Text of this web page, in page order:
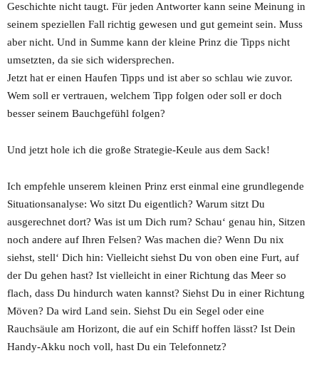
Geschichte nicht taugt. Für jeden Antworter kann seine Meinung in
seinem speziellen Fall richtig gewesen und gut gemeint sein. Muss
aber nicht. Und in Summe kann der kleine Prinz die Tipps nicht
umsetzten, da sie sich widersprechen.
Jetzt hat er einen Haufen Tipps und ist aber so schlau wie zuvor.
Wem soll er vertrauen, welchem Tipp folgen oder soll er doch
besser seinem Bauchgefühl folgen?
Und jetzt hole ich die große Strategie-Keule aus dem Sack!
Ich empfehle unserem kleinen Prinz erst einmal eine grundlegende
Situationsanalyse: Wo sitzt Du eigentlich? Warum sitzt Du
ausgerechnet dort? Was ist um Dich rum? Schau‘ genau hin, Sitzen
noch andere auf Ihren Felsen? Was machen die? Wenn Du nix
siehst, stell‘ Dich hin: Vielleicht siehst Du von oben eine Furt, auf
der Du gehen hast? Ist vielleicht in einer Richtung das Meer so
flach, dass Du hindurch waten kannst? Siehst Du in einer Richtung
Möven? Da wird Land sein. Siehst Du ein Segel oder eine
Rauchsäule am Horizont, die auf ein Schiff hoffen lässt? Ist Dein
Handy-Akku noch voll, hast Du ein Telefonnetz?